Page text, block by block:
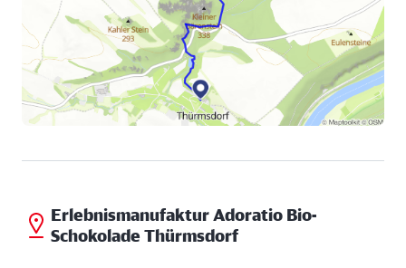
Erlebnismanufaktur Adoratio Bio-
Schokolade Thürmsdorf